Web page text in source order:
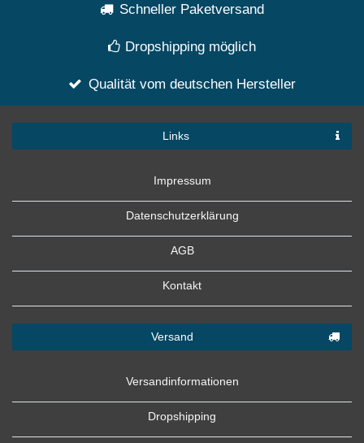
Schneller Paketversand
Dropshipping möglich
Qualität vom deutschen Hersteller
Links
Impressum
Datenschutzerklärung
AGB
Kontakt
Versand
Versandinformationen
Dropshipping